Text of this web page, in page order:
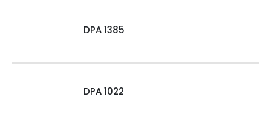
DPA 1385
DPA 1022